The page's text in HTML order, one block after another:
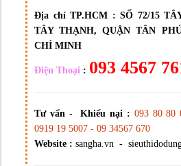
Địa chỉ TP.HCM : SỐ 72/15
TÂY THẠNH, QUẬN TÂN
CHÍ MINH
Điện Thoại : 093 4567
Tư vấn - Khiếu nại : 093 80 80
0919 19 5007 - 09 34567 670
Website : sangha.vn -